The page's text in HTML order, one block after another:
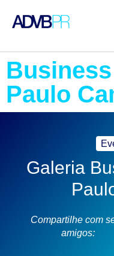
Paulo
Galeria
Compartilhe com
amigos: